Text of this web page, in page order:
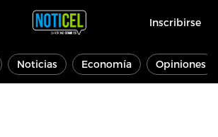
Inscribirse
Noticias Economía Opiniones